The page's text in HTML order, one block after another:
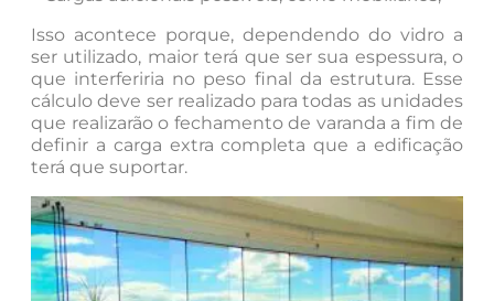
Isso acontece porque, dependendo do vidro a
ser utilizado, maior terá que ser sua espessura, o
que interferiria no peso final da estrutura. Esse
cálculo deve ser realizado para todas as unidades
que realizarão o fechamento de varanda a fim de
definir a carga extra completa que a edificação
terá que suportar.